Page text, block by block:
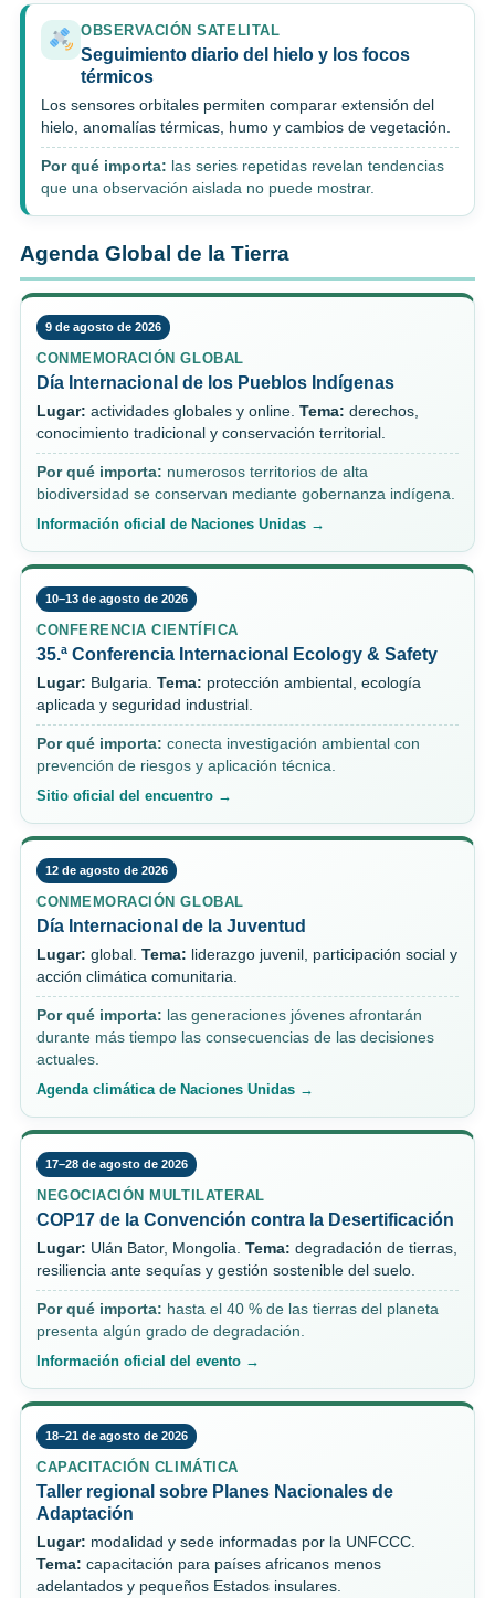
OBSERVACIÓN SATELITAL
Seguimiento diario del hielo y los focos
térmicos
Los sensores orbitales permiten comparar extensión del
hielo, anomalías térmicas, humo y cambios de vegetación.
Por qué importa: las series repetidas revelan tendencias
que una observación aislada no puede mostrar.
Agenda Global de la Tierra
9 de agosto de 2026
CONMEMORACIÓN GLOBAL
Día Internacional de los Pueblos Indígenas
Lugar: actividades globales y online. Tema: derechos,
conocimiento tradicional y conservación territorial.
Por qué importa: numerosos territorios de alta
biodiversidad se conservan mediante gobernanza indígena.
Información oficial de Naciones Unidas →
10–13 de agosto de 2026
CONFERENCIA CIENTÍFICA
35.ª Conferencia Internacional Ecology & Safety
Lugar: Bulgaria. Tema: protección ambiental, ecología
aplicada y seguridad industrial.
Por qué importa: conecta investigación ambiental con
prevención de riesgos y aplicación técnica.
Sitio oficial del encuentro →
12 de agosto de 2026
CONMEMORACIÓN GLOBAL
Día Internacional de la Juventud
Lugar: global. Tema: liderazgo juvenil, participación social y
acción climática comunitaria.
Por qué importa: las generaciones jóvenes afrontarán
durante más tiempo las consecuencias de las decisiones
actuales.
Agenda climática de Naciones Unidas →
17–28 de agosto de 2026
NEGOCIACIÓN MULTILATERAL
COP17 de la Convención contra la Desertificación
Lugar: Ulán Bator, Mongolia. Tema: degradación de tierras,
resiliencia ante sequías y gestión sostenible del suelo.
Por qué importa: hasta el 40 % de las tierras del planeta
presenta algún grado de degradación.
Información oficial del evento →
18–21 de agosto de 2026
CAPACITACIÓN CLIMÁTICA
Taller regional sobre Planes Nacionales de
Adaptación
Lugar: modalidad y sede informadas por la UNFCCC.
Tema: capacitación para países africanos menos
adelantados y pequeños Estados insulares.